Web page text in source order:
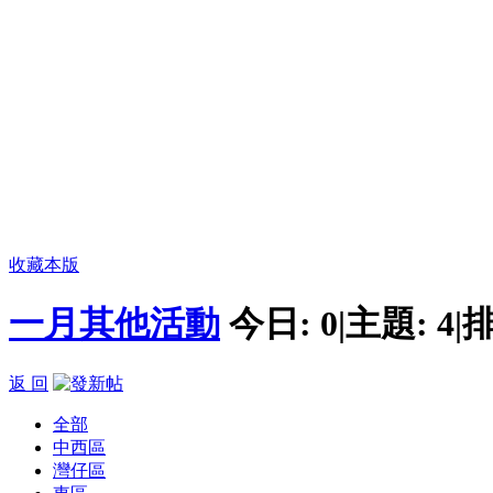
收藏本版
一月其他活動 今日: 0|主題: 4|
返 回
全部
中西區
灣仔區